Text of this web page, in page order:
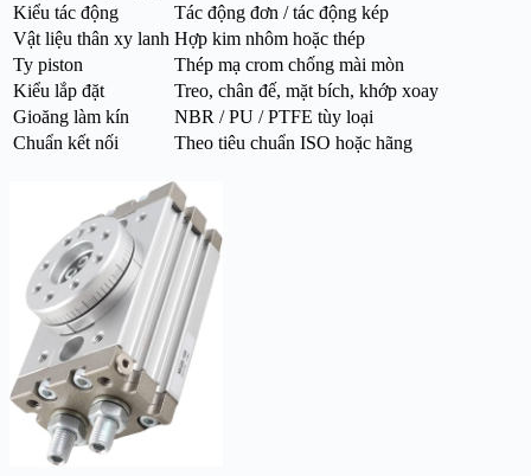
Kiểu tác động
Tác động đơn / tác động kép
Vật liệu thân xy lanh Hợp kim nhôm hoặc thép
Ty piston
Thép mạ crom chống mài mòn
Kiểu lắp đặt
Treo, chân đế, mặt bích, khớp xoay
Gioăng làm kín
NBR / PU / PTFE tùy loại
Chuẩn kết nối
Theo tiêu chuẩn ISO hoặc hãng